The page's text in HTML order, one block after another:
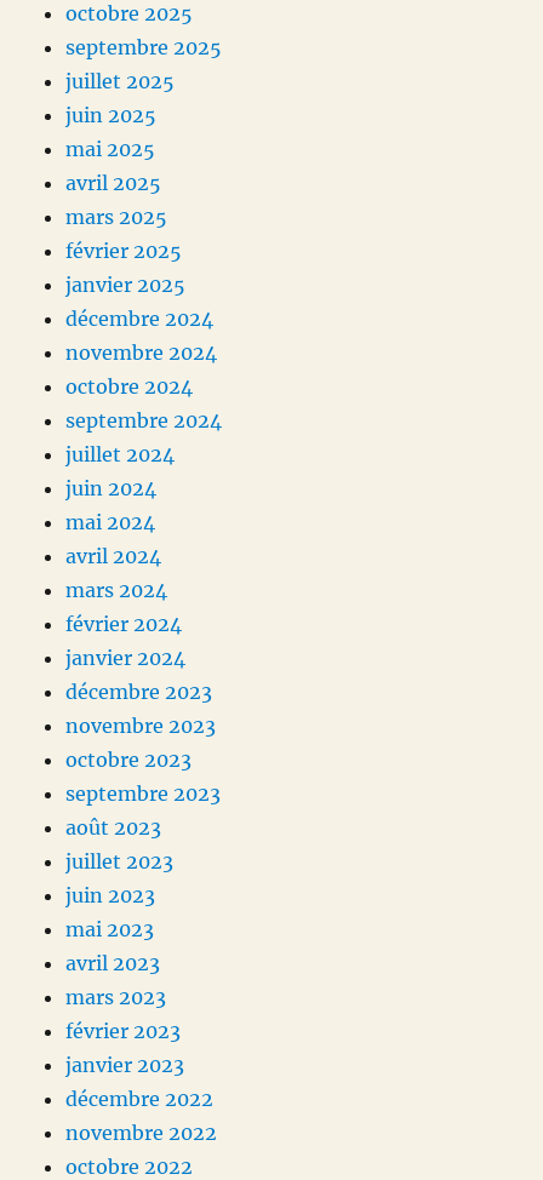
octobre 2025
septembre 2025
juillet 2025
juin 2025
mai 2025
avril 2025
mars 2025
février 2025
janvier 2025
décembre 2024
novembre 2024
octobre 2024
septembre 2024
juillet 2024
juin 2024
mai 2024
avril 2024
mars 2024
février 2024
janvier 2024
décembre 2023
novembre 2023
octobre 2023
septembre 2023
août 2023
juillet 2023
juin 2023
mai 2023
avril 2023
mars 2023
février 2023
janvier 2023
décembre 2022
novembre 2022
octobre 2022